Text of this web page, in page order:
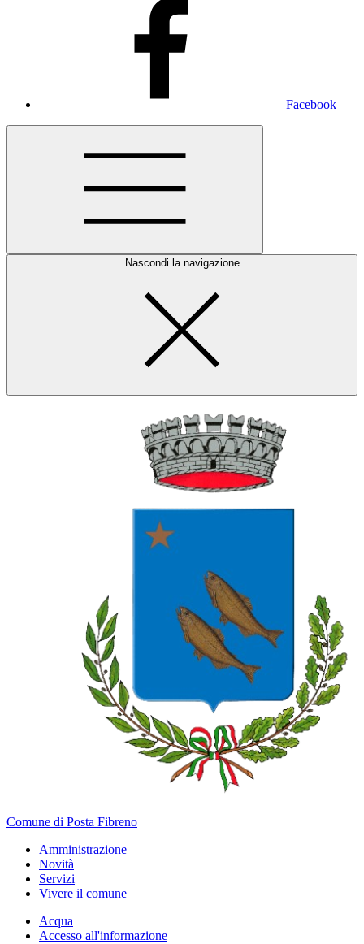
Facebook
Nascondi la navigazione
Comune di Posta Fibreno
Amministrazione
Novità
Servizi
Vivere il comune
Acqua
Accesso all'informazione